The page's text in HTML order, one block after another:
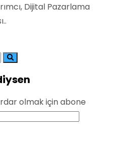
Dijital Pazarlama
olmak için abone